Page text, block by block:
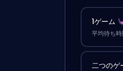
1ゲーム
平均待ち
二つのゲ